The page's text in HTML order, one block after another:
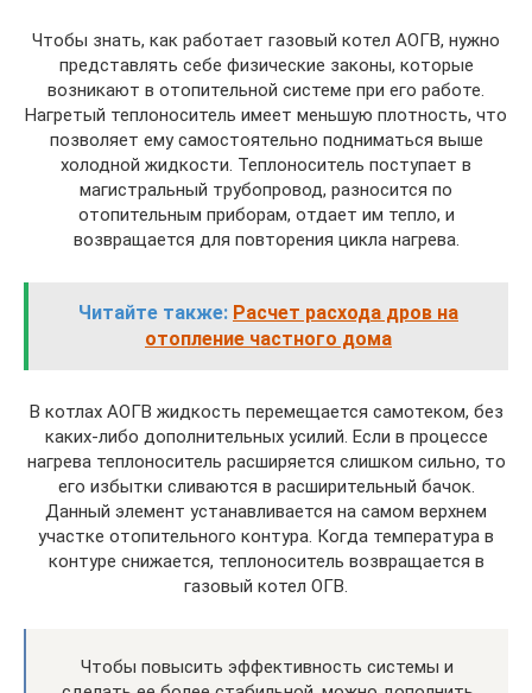
Чтобы знать, как работает газовый котел АОГВ, нужно
представлять себе физические законы, которые
возникают в отопительной системе при его работе.
Нагретый теплоноситель имеет меньшую плотность, что
позволяет ему самостоятельно подниматься выше
холодной жидкости. Теплоноситель поступает в
магистральный трубопровод, разносится по
отопительным приборам, отдает им тепло, и
возвращается для повторения цикла нагрева.
Читайте также: Расчет расхода дров на
отопление частного дома
В котлах АОГВ жидкость перемещается самотеком, без
каких-либо дополнительных усилий. Если в процессе
нагрева теплоноситель расширяется слишком сильно, то
его избытки сливаются в расширительный бачок.
Данный элемент устанавливается на самом верхнем
участке отопительного контура. Когда температура в
контуре снижается, теплоноситель возвращается в
газовый котел ОГВ.
Чтобы повысить эффективность системы и